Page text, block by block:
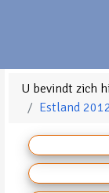
U bevindt zich
Estland